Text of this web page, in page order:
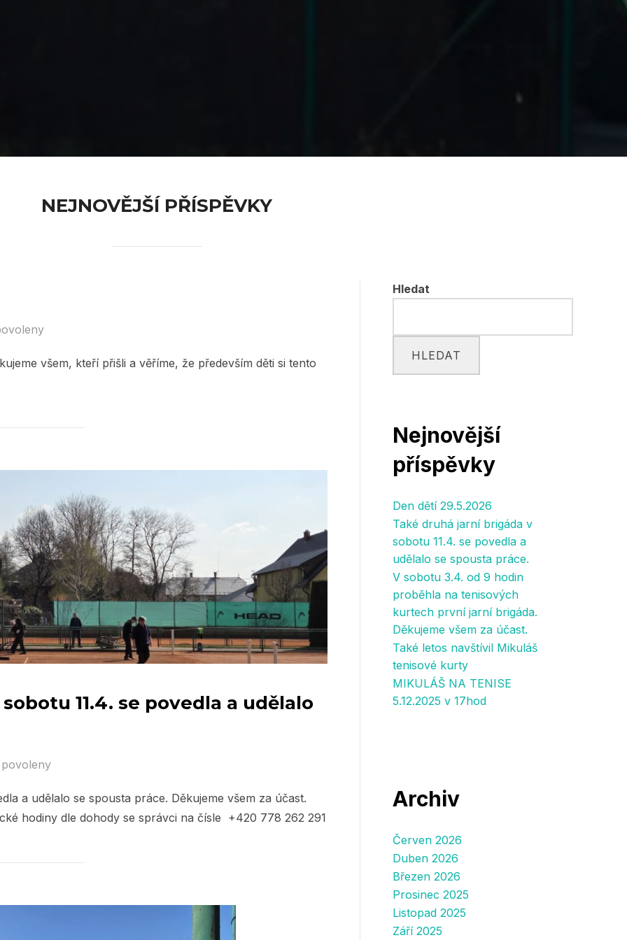
NEJNOVĚJŠÍ PŘÍSPĚVKY
všem, kteří přišli a věříme, že především děti si tento
11.4. se povedla a udělalo
a udělalo se spousta práce. Děkujeme všem za účast.
hodiny dle dohody se správci na čísle +420 778 262 291
Hledat
HLEDAT
Nejnovější
příspěvky
Den dětí 29.5.2026
Také druhá jarní brigáda v
sobotu 11.4. se povedla a
udělalo se spousta práce.
V sobotu 3.4. od 9 hodin
proběhla na tenisových
kurtech první jarní brigáda.
Děkujeme všem za účast.
Také letos navštívil Mikuláš
tenisové kurty
MIKULÁŠ NA TENISE
5.12.2025 v 17hod
Archiv
Červen 2026
Duben 2026
Březen 2026
Prosinec 2025
Listopad 2025
Září 2025